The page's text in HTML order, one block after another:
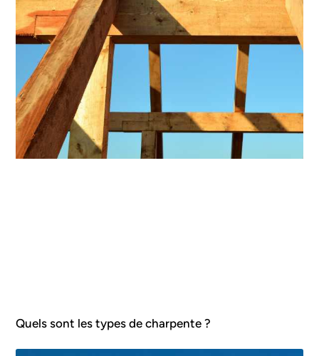
Quels sont les types de charpente ?